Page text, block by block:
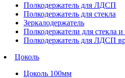
Полкодержатель для ЛДСП
Полкодержатель для стекла
Зеркалодержатель
Полкодержатели для
Полкодержатель для ЛДСП
Цоколь
Цоколь 100мм